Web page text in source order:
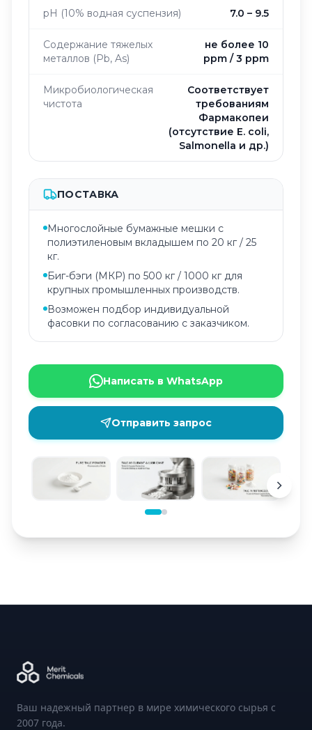
pH (10% водная суспензия) 7.0 – 9.5
Содержание тяжелых
металлов (Pb, As)
не более 10
ppm / 3 ppm
Микробиологическая
чистота
Соответствует
требованиям
Фармакопеи
(отсутствие E. coli,
Salmonella и др.)
ПОСТАВКА
Многослойные бумажные мешки с
полиэтиленовым вкладышем по 20 кг / 25
кг.
Биг-бэги (МКР) по 500 кг / 1000 кг для
крупных промышленных производств.
Возможен подбор индивидуальной
фасовки по согласованию с заказчиком.
Написать в WhatsApp
Отправить запрос
Ваш надежный партнер в мире химического сырья с
2007 года.